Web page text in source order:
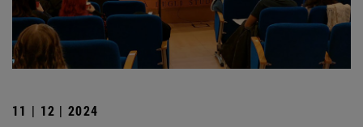
11 | 12 | 2024